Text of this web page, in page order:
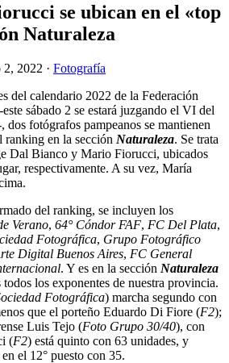
se ubican en el «top
Naturaleza
2022 · Fotografía
del calendario 2022 de la Federación
sábado 2 se estará juzgando el VI del
fotógrafos pampeanos se mantienen
ranking en la sección Naturaleza. Se trata
Dal Bianco y Mario Fiorucci, ubicados
respectivamente. A su vez, María
del ranking, se incluyen los
Verano, 64° Cóndor FAF, FC Del Plata,
Fotográfica, Grupo Fotográfico
Digital Buenos Aires, FC General
. Y es en la sección Naturaleza
los exponentes de nuestra provincia.
Fotográfica) marcha segundo con
que el porteño Eduardo Di Fiore (F2);
Luis Tejo (Foto Grupo 30/40), con
(F2) está quinto con 63 unidades, y
el 12° puesto con 35.